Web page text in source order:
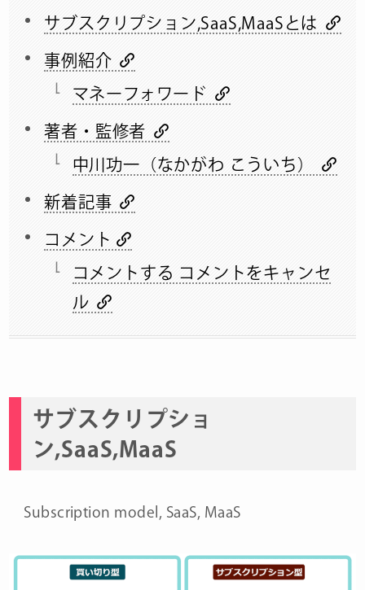
サブスクリプション,SaaS,MaaSとは
事例紹介
マネーフォワード
著者・監修者
中川功一（なかがわ こういち）
新着記事
コメント
コメントする コメントをキャンセ
ル
サブスクリプショ
ン,SaaS,MaaS
Subscription model, SaaS, MaaS